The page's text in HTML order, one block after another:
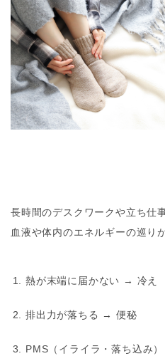
長時間のデスクワークや立ち仕
血液や体内のエネルギーの巡り
熱が末端に届かない → 冷え
排出力が落ちる → 便秘
PMS（イライラ・落ち込み）